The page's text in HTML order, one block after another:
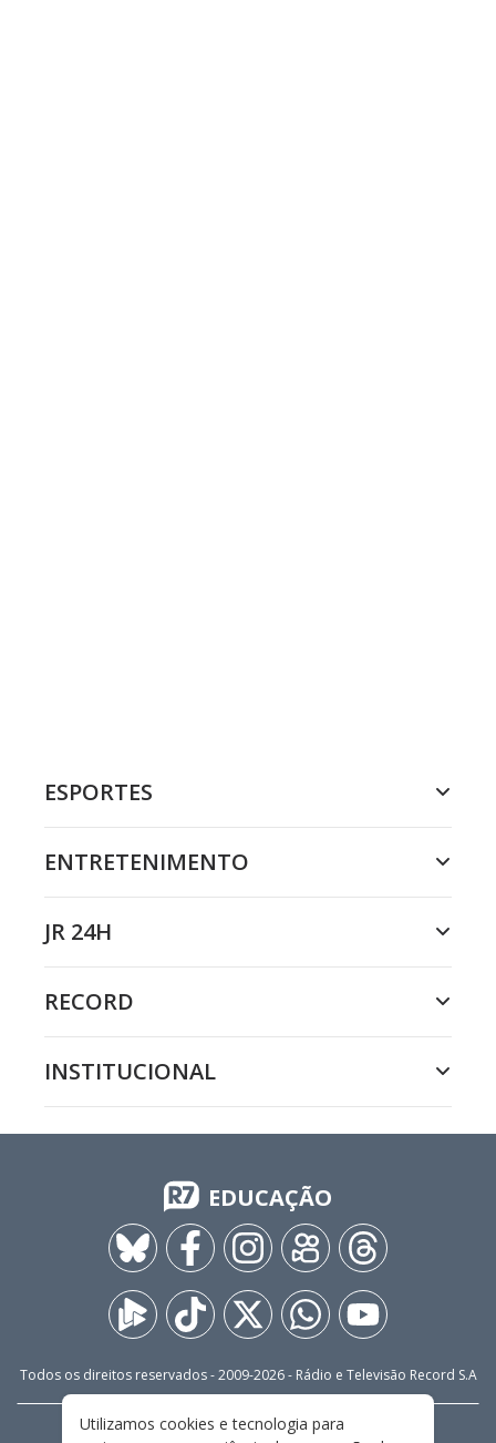
ESPORTES
ENTRETENIMENTO
JR 24H
RECORD
INSTITUCIONAL
EDUCAÇÃO
Todos os direitos reservados - 2009-2026- Rádio e Televisão Record S.A
FALE CONOSCO PRIVACIDADE
Utilizamos cookies e tecnologia para